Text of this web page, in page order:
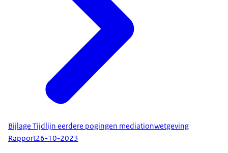
Bijlage Tijdlijn eerdere pogingen mediationwetgeving
Rapport26-10-2023